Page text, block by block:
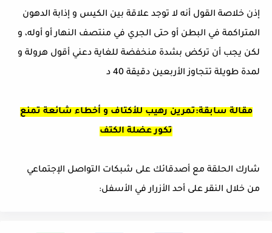
إذن خلاصة القول أنه لا توجد علاقة بين الكيس و إذابة الدهون
المتراكمة في البطن أو حتى الجري في منتصف النهار أو أوله، و
لكن يجب أن تركض بشدة منخفضة للغاية دعني أقول هرولة و
لمدة طويلة تتجاوز الأربعين دقيقة 40 د
مقالة سابقة:تمرين رهيب للأكتاف و أخطاء شائعة تمنع
تكور عضلة الكتف
شارك الحلقة مع أصدقائك على شبكات التواصل الإجتماعي
من خلال النقر على أحد الأزرار في الأسفل: